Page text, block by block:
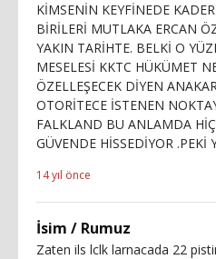
KİMSENİN KEYFİNEDE
BİRİLERİ MUTLAKA ERCAN
YAKIN TARİHTE. BELKİ O
MESELESİ KKTC HÜKÜMET
ÖZELLEŞECEK DİYEN
OTORİTECE İSTENEN
FALKLAND BU ANLAMDA
GÜVENDE HİSSEDİYOR .PEKİ
14 yıl önce
İsim / Rumuz
Zaten ils lclk larnacada 22